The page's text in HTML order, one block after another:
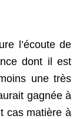
l’écoute de
dont il est
une très
gagnée à
cas matière à